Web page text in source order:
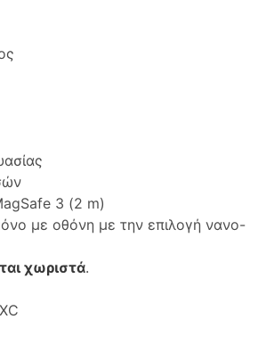
3 (2 m)
με οθόνη με την επιλογή νανο-
χωριστά.